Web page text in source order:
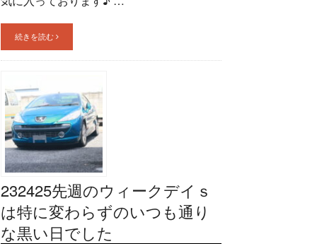
続きを読む
232425先週のウィークデイｓ
は特に変わらずのいつも通り
な黒い日でした